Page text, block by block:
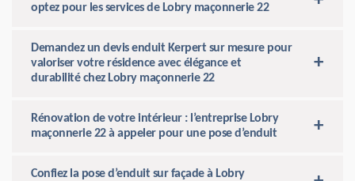
optez pour les services de Lobry maçonnerie 22
Demandez un devis enduit Kerpert sur mesure pour
valoriser votre résidence avec élégance et
durabilité chez Lobry maçonnerie 22
Rénovation de votre intérieur : l’entreprise Lobry
maçonnerie 22 à appeler pour une pose d’enduit
Confiez la pose d’enduit sur façade à Lobry